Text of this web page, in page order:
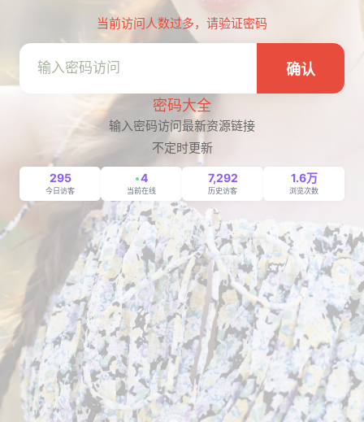
当前访问人数过多，请验证密码
确认
密码大全
输入密码访问最新资源链接
不定时更新
295
今日访客
4
当前在线
7,292
历史访客
1.6万
浏览次数